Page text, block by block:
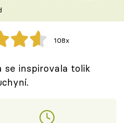
108x
inspirovala tolik